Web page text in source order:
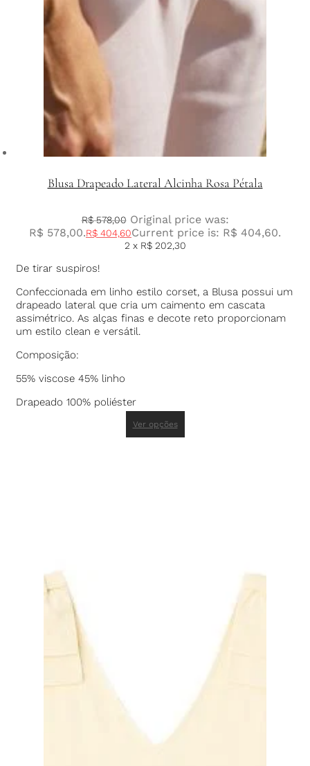
Blusa Drapeado Lateral Alcinha Rosa Pétala
R$578,00 Original price was:
R$ 578,00.R$ 404,60Current price is: R$ 404,60.
2 x R$202,30
De tirar suspiros!
Confeccionada em linho estilo corset, a Blusa possui um
drapeado lateral que cria um caimento em cascata
assimétrico. As alças finas e decote reto proporcionam
um estilo clean e versátil.
Composição:
55% viscose 45% linho
Drapeado 100% poliéster
Ver opções